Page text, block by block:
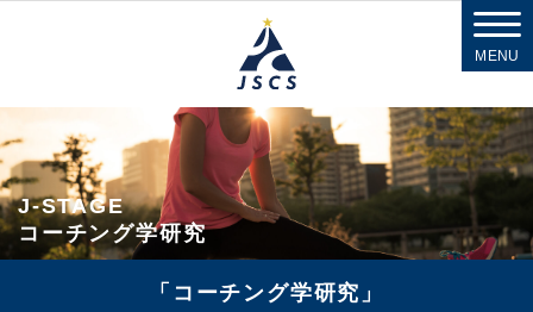
MENU
J-STAGE
コーチング学研究
「コーチング学研究」